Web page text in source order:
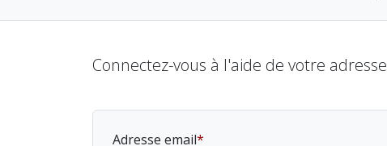
Connectez-vous à l'aide de votre
Adresse email